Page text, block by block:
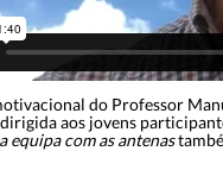
do Professor
aos jovens
equipa com as antenas